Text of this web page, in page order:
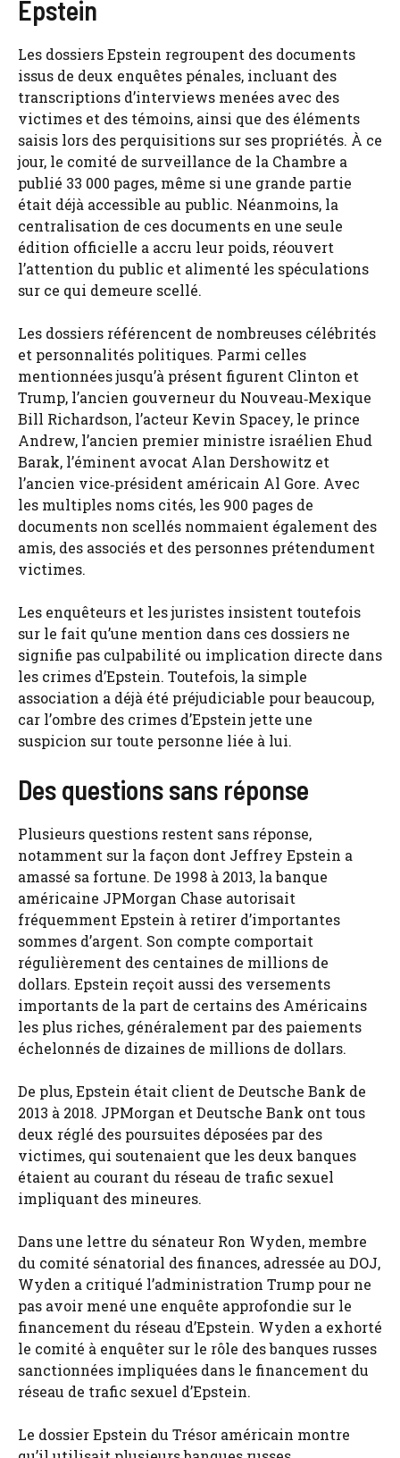
Epstein
Les dossiers Epstein regroupent des documents
issus de deux enquêtes pénales, incluant des
transcriptions d’interviews menées avec des
victimes et des témoins, ainsi que des éléments
saisis lors des perquisitions sur ses propriétés. À ce
jour, le comité de surveillance de la Chambre a
publié 33 000 pages, même si une grande partie
était déjà accessible au public. Néanmoins, la
centralisation de ces documents en une seule
édition officielle a accru leur poids, réouvert
l’attention du public et alimenté les spéculations
sur ce qui demeure scellé.
Les dossiers référencent de nombreuses célébrités
et personnalités politiques. Parmi celles
mentionnées jusqu’à présent figurent Clinton et
Trump, l’ancien gouverneur du Nouveau‑Mexique
Bill Richardson, l’acteur Kevin Spacey, le prince
Andrew, l’ancien premier ministre israélien Ehud
Barak, l’éminent avocat Alan Dershowitz et
l’ancien vice‑président américain Al Gore. Avec
les multiples noms cités, les 900 pages de
documents non scellés nommaient également des
amis, des associés et des personnes prétendument
victimes.
Les enquêteurs et les juristes insistent toutefois
sur le fait qu’une mention dans ces dossiers ne
signifie pas culpabilité ou implication directe dans
les crimes d’Epstein. Toutefois, la simple
association a déjà été préjudiciable pour beaucoup,
car l’ombre des crimes d’Epstein jette une
suspicion sur toute personne liée à lui.
Des questions sans réponse
Plusieurs questions restent sans réponse,
notamment sur la façon dont Jeffrey Epstein a
amassé sa fortune. De 1998 à 2013, la banque
américaine JPMorgan Chase autorisait
fréquemment Epstein à retirer d’importantes
sommes d’argent. Son compte comportait
régulièrement des centaines de millions de
dollars. Epstein reçoit aussi des versements
importants de la part de certains des Américains
les plus riches, généralement par des paiements
échelonnés de dizaines de millions de dollars.
De plus, Epstein était client de Deutsche Bank de
2013 à 2018. JPMorgan et Deutsche Bank ont tous
deux réglé des poursuites déposées par des
victimes, qui soutenaient que les deux banques
étaient au courant du réseau de trafic sexuel
impliquant des mineures.
Dans une lettre du sénateur Ron Wyden, membre
du comité sénatorial des finances, adressée au DOJ,
Wyden a critiqué l’administration Trump pour ne
pas avoir mené une enquête approfondie sur le
financement du réseau d’Epstein. Wyden a exhorté
le comité à enquêter sur le rôle des banques russes
sanctionnées impliquées dans le financement du
réseau de trafic sexuel d’Epstein.
Le dossier Epstein du Trésor américain montre